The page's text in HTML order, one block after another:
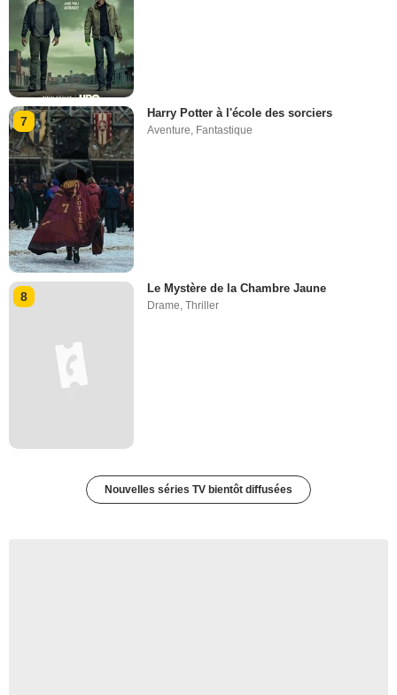
7
Harry Potter à l'école des sorciers
Aventure, Fantastique
8
Le Mystère de la Chambre Jaune
Drame,Thriller
Nouvelles séries TV bientôt diffusées